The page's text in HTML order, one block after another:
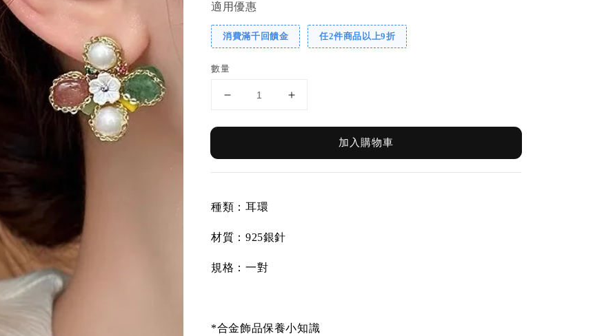
適用優惠
消費滿千回饋金 任2件商品以上9折
數量
加入購物車
種類：耳環
材質： 925銀針
規格：一對
*合金飾品保養小知識